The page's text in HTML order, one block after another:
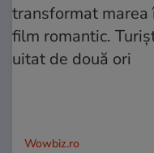
Wowbiz.ro